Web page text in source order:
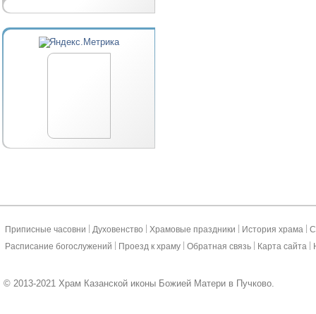
Приписные часовни Духовенство Храмовые праздники История храма
Расписание богослужений
Проезд к храму Обратная связь Карта сайта
© 2013-2021 Храм Казанской иконы Божией Матери в Пучково.